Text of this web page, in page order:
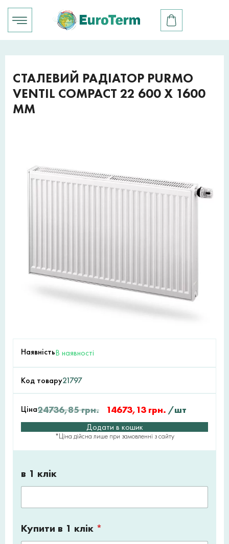
СТАЛЕВИЙ РАДІАТОР PURMO
VENTIL COMPACT 22 600 X 1600
ММ
НаявністьВ наявності
Код товару21797
Ціна24736,85грн. 14673,13 грн. /шт
Додати в кошик
*Ціна дійсна лише при замовленні з сайту
в 1 клік
Купити в 1 клік *